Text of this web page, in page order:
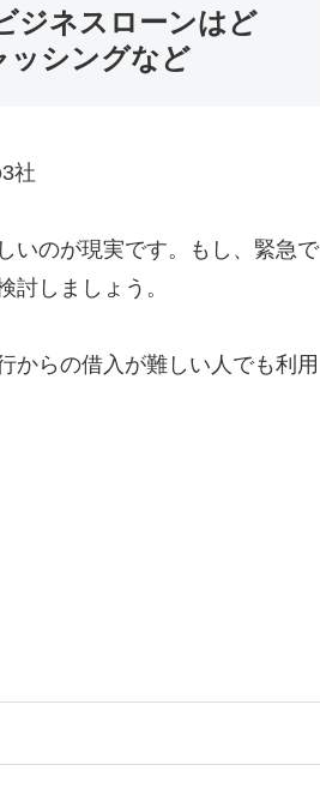
ジネスローンはど
ッシングなど
いのが現実です。もし、緊急で
しましょう。
からの借入が難しい人でも利用